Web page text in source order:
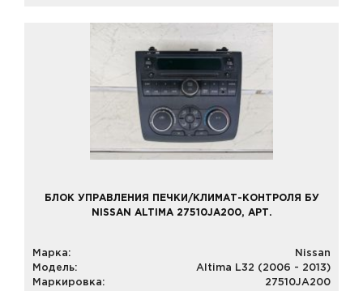
БЛОК УПРАВЛЕНИЯ ПЕЧКИ/КЛИМАТ-КОНТРОЛЯ БУ
NISSAN ALTIMA 27510JA200, АРТ.
Марка:
Nissan
Модель:
Altima L32 (2006 - 2013)
Маркировка:
27510JA200